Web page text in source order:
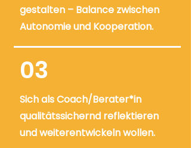
gestalten – Balance zwischen
Autonomie und Kooperation.
03
Sich als Coach/Berater*in
qualitätssichernd reflektieren
und weiterentwickeln wollen.